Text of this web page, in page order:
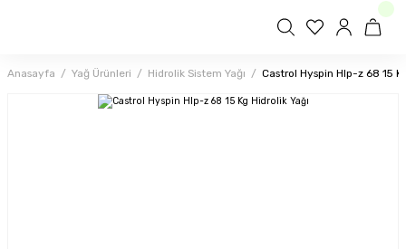
Anasayfa Yağ Ürünleri Hidrolik Sistem Yağı Castrol Hyspin Hlp-z 68 15